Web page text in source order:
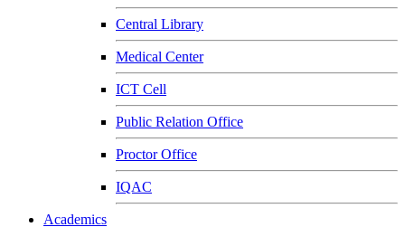
Central Library
Medical Center
ICT Cell
Public Relation Office
Proctor Office
IQAC
Academics